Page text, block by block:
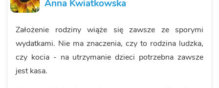
Anna Kwiatkowska
Założenie rodziny wiąże się zawsze ze sporymi
wydatkami. Nie ma znaczenia, czy to rodzina ludzka,
czy kocia - na utrzymanie dzieci potrzebna zawsze
jest kasa.